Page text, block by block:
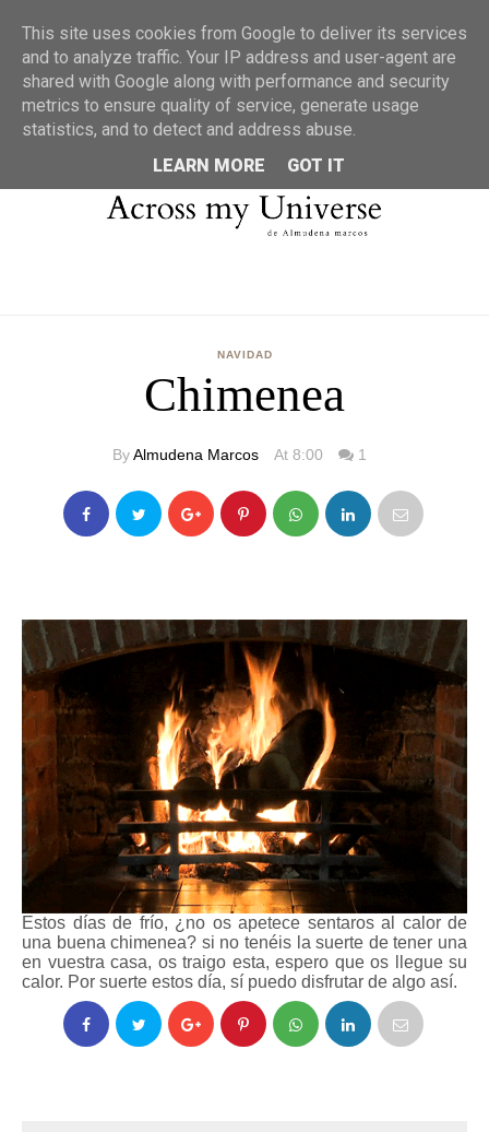
MENU
NAVIDAD
Chimenea
ByAlmudena Marcos At 8:00 1
Estos días de frío, ¿no os apetece sentaros al calor de
una buena chimenea? si no tenéis la suerte de tener una
en vuestra casa, os traigo esta, espero que os llegue su
calor. Por suerte estos día, sí puedo disfrutar de algo así.
This site uses cookies from Google to deliver its services
and to analyze traffic. Your IP address and user-agent are
shared with Google along with performance and security
metrics to ensure quality of service, generate usage
statistics, and to detect and address abuse.
LEARN MORE
GOT IT